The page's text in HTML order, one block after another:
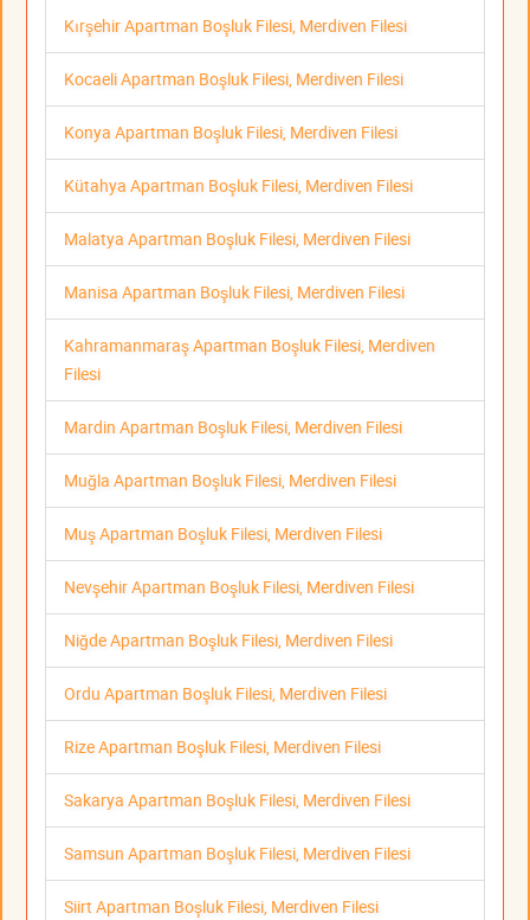
Kırşehir Apartman Boşluk Filesi, Merdiven Filesi
Kocaeli Apartman Boşluk Filesi, Merdiven Filesi
Konya Apartman Boşluk Filesi, Merdiven Filesi
Kütahya Apartman Boşluk Filesi, Merdiven Filesi
Malatya Apartman Boşluk Filesi, Merdiven Filesi
Manisa Apartman Boşluk Filesi, Merdiven Filesi
Kahramanmaraş Apartman Boşluk Filesi, Merdiven
Filesi
Mardin Apartman Boşluk Filesi, Merdiven Filesi
Muğla Apartman Boşluk Filesi, Merdiven Filesi
Muş Apartman Boşluk Filesi, Merdiven Filesi
Nevşehir Apartman Boşluk Filesi, Merdiven Filesi
Niğde Apartman Boşluk Filesi, Merdiven Filesi
Ordu Apartman Boşluk Filesi, Merdiven Filesi
Rize Apartman Boşluk Filesi, Merdiven Filesi
Sakarya Apartman Boşluk Filesi, Merdiven Filesi
Samsun Apartman Boşluk Filesi, Merdiven Filesi
Siirt Apartman Boşluk Filesi, Merdiven Filesi